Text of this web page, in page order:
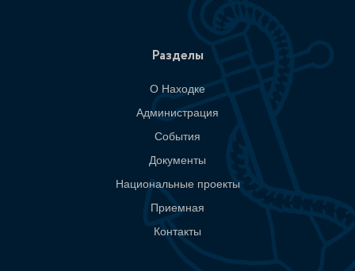
Разделы
О Находке
Администрация
События
Документы
Национальные проекты
Приемная
Контакты